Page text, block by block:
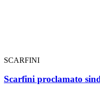
SCARFINI
Scarfini proclamato